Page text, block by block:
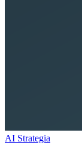
AI Strategia